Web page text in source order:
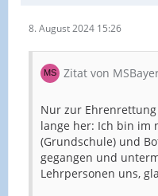
8. August 2024 15:26
Zitat von
Nur zur
lange her: Ich bin im
(Grundschule) und
gegangen und
Lehrpersonen uns,